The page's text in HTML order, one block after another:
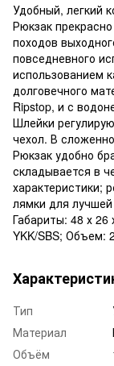
Удобный, легкий
Рюкзак
походов
повседневного
использованием
долговечного
Ripstop, и с
Шлейки
чехол. В
Рюкзак удобно
складывается в
характеристики;
лямки для
Габариты: 48 х
YKK/SBS; Объем:
Тип
Материал
Объём